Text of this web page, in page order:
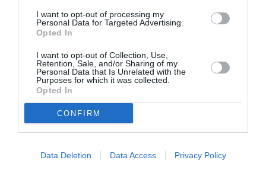
I want to opt-out of processing my
Personal Data for Targeted Advertising.
Opted In
I want to opt-out of Collection, Use,
Retention, Sale, and/or Sharing of my
Personal Data that Is Unrelated with the
Purposes for which it was collected.
Opted In
CONFIRM
Data Deletion Data Access Privacy Policy
Η μακρά λίστα με
τις υποψηφιότητες
Booker 2026
Έκθεση Βιβλίου
«Παρεμποδίζοντας
την αποστασία,
Σπύρος Κακατσάκης
– Ανακρίνοντας το